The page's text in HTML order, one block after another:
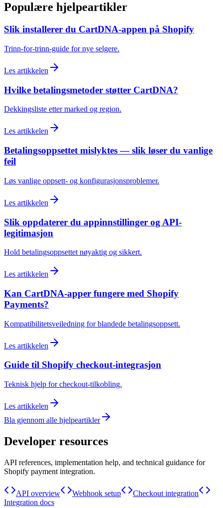
Populære hjelpeartikler
Slik installerer du CartDNA-appen på Shopify
Trinn-for-trinn-guide for nye selgere.
Les artikkelen
Hvilke betalingsmetoder støtter CartDNA?
Dekkingsliste etter marked og region.
Les artikkelen
Betalingsoppsettet mislyktes — slik løser du vanlige
feil
Løs vanlige oppsett- og konfigurasjonsproblemer.
Les artikkelen
Slik oppdaterer du appinnstillinger og API-
legitimasjon
Hold betalingsoppsettet nøyaktig og sikkert.
Les artikkelen
Kan CartDNA-apper fungere med Shopify
Payments?
Kompatibilitetsveiledning for blandede betalingsoppsett.
Les artikkelen
Guide til Shopify checkout-integrasjon
Teknisk hjelp for checkout-tilkobling.
Les artikkelen
Bla gjennom alle hjelpeartikler
Developer resources
API references, implementation help, and technical guidance for
Shopify payment integration.
API overview Webhook setup
Checkout integration
Integration docs